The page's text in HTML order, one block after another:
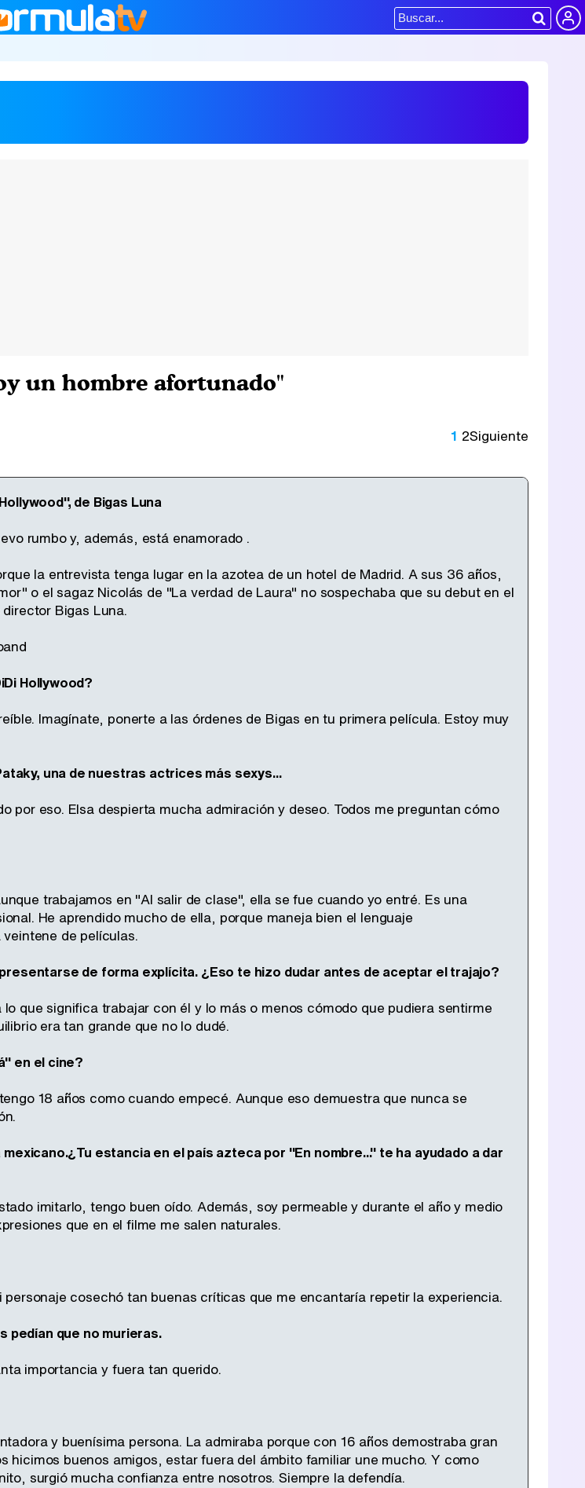
un hombre afortunado"
1 2Siguiente
de Bigas Luna
rumbo y, además, está enamorado .
la entrevista tenga lugar en la azotea de un hotel de Madrid. A sus 36 años,
o el sagaz Nicolás de "La verdad de Laura" no sospechaba que su debut en el
Bigas Luna.
Hollywood?
Imagínate, ponerte a las órdenes de Bigas en tu primera película. Estoy muy
una de nuestras actrices más sexys...
por eso. Elsa despierta mucha admiración y deseo. Todos me preguntan cómo
trabajamos en "Al salir de clase", ella se fue cuando yo entré. Es una
He aprendido mucho de ella, porque maneja bien el lenguaje
de películas.
de forma explícita. ¿Eso te hizo dudar antes de aceptar el trajajo?
que significa trabajar con él y lo más o menos cómodo que pudiera sentirme
era tan grande que no lo dudé.
en el cine?
18 años como cuando empecé. Aunque eso demuestra que nunca se
estancia en el país azteca por "En nombre..." te ha ayudado a dar
imitarlo, tengo buen oído. Además, soy permeable y durante el año y medio
que en el filme me salen naturales.
cosechó tan buenas críticas que me encantaría repetir la experiencia.
pedían que no murieras.
importancia y fuera tan querido.
y buenísima persona. La admiraba porque con 16 años demostraba gran
hicimos buenos amigos, estar fuera del ámbito familiar une mucho. Y como
surgió mucha confianza entre nosotros. Siempre la defendía.